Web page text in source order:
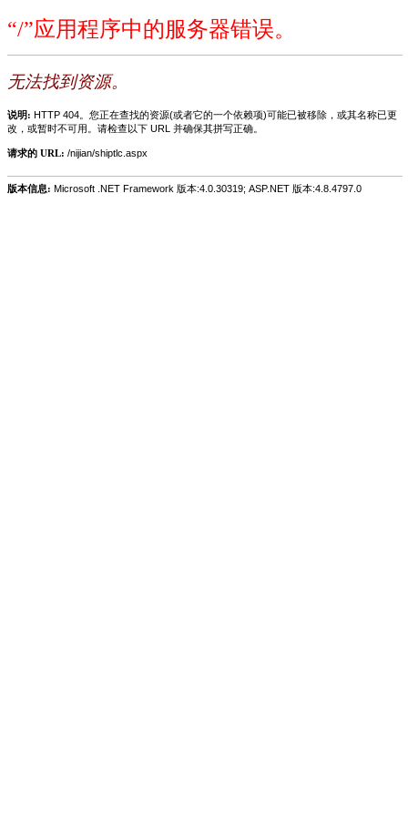
“/”应用程序中的服务器错误。
无法找到资源。
说明: HTTP 404。您正在查找的资源(或者它的一个依赖项)可能已被移除，或其名称已更
改，或暂时不可用。请检查以下 URL 并确保其拼写正确。
请求的 URL: /nijian/shiptlc.aspx
版本信息: Microsoft .NET Framework 版本:4.0.30319; ASP.NET 版本:4.8.4797.0